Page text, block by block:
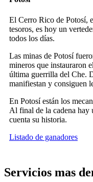
El Cerro Rico de Potosí,
tesoros, es hoy un
todos los días.
Las minas de Potosí
mineros que instauraron
última guerrilla del Che.
manifiestan y consiguen
En Potosí están los
Al final de la cadena hay
cuenta su historia.
Listado de ganadores
Servicios mas